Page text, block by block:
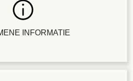
INFORMATIE